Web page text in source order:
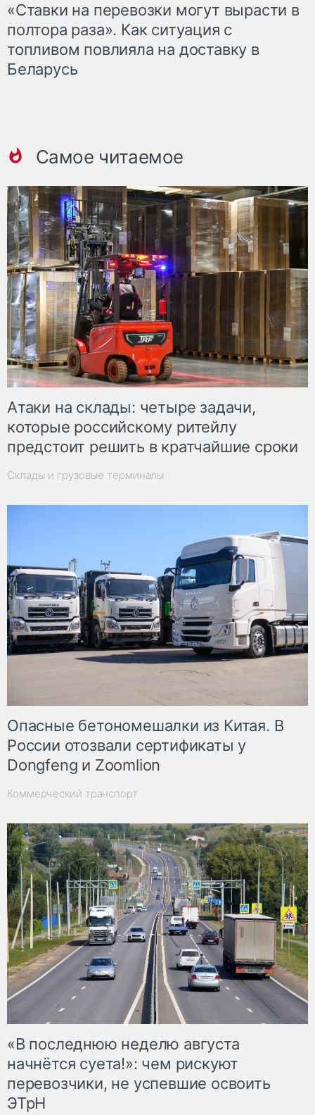
«Ставки на перевозки могут вырасти в
полтора раза». Как ситуация с
топливом повлияла на доставку в
Беларусь
Самое читаемое
Атаки на склады: четыре задачи,
которые российскому ритейлу
предстоит решить в кратчайшие сроки
Склады и грузовые терминалы
Опасные бетономешалки из Китая. В
России отозвали сертификаты у
Dongfeng и Zoomlion
Коммерческий транспорт
«В последнюю неделю августа
начнётся суета!»: чем рискуют
перевозчики, не успевшие освоить
ЭТрН